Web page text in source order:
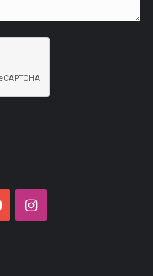
YouTubeInstagram